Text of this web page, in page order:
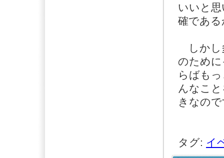
いいと
確であ
しかし
のため
らばも
んなこ
きなの
タグ: イ